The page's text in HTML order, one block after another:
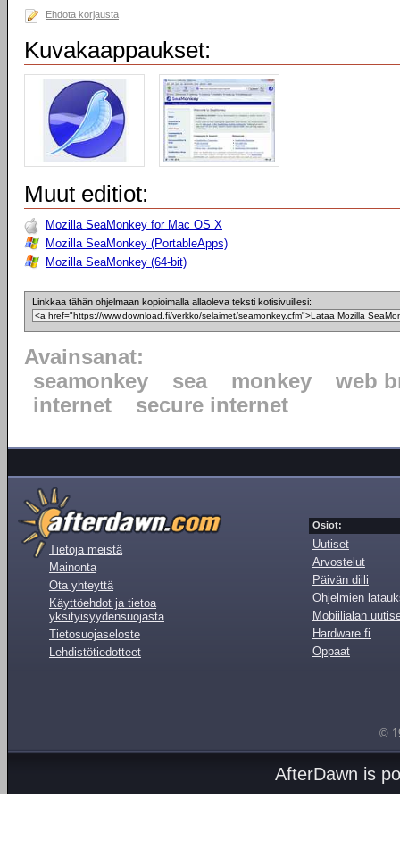
Ehdota korjausta
Kuvakaappaukset:
Muut editiot:
Mozilla SeaMonkey for Mac OS X
Mozilla SeaMonkey (PortableApps)
Mozilla SeaMonkey (64-bit)
Linkkaa tähän ohjelmaan kopioimalla allaoleva teksti kotisivuillesi:
Avainsanat:
seamonkey
sea monkey
web
internet
secure internet
Tietoja meistä
Mainonta
Ota yhteyttä
Käyttöehdot ja tietoa
yksityisyydensuojasta
Tietosuojaseloste
Lehdistötiedotteet
Osiot:
Uutiset
Arvostelut
Päivän diili
Ohjelmien
Mobiilialan
Hardware.fi
Oppaat
©
AfterDawn is